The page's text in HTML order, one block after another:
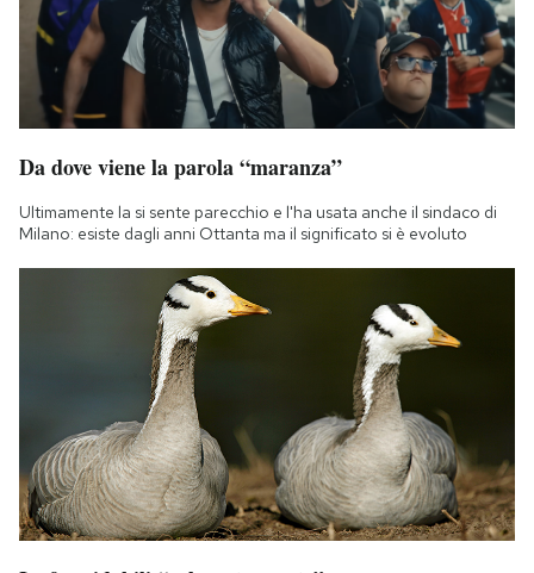
Da dove viene la parola “maranza”
Ultimamente la si sente parecchio e l'ha usata anche il sindaco di
Milano: esiste dagli anni Ottanta ma il significato si è evoluto